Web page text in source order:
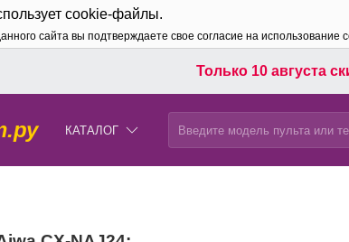
cookie-файлы.
сайта вы подтверждаете свое согласие на использование
Только 10 августа
КАТАЛОГ